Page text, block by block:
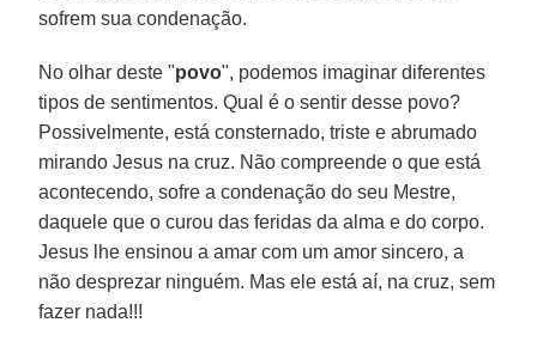
sofrem sua condenação.
No olhar deste "povo", podemos imaginar diferentes
tipos de sentimentos. Qual é o sentir desse povo?
Possivelmente, está consternado, triste e abrumado
mirando Jesus na cruz. Não compreende o que está
acontecendo, sofre a condenação do seu Mestre,
daquele que o curou das feridas da alma e do corpo.
Jesus lhe ensinou a amar com um amor sincero, a
não desprezar ninguém. Mas ele está aí, na cruz, sem
fazer nada!!!